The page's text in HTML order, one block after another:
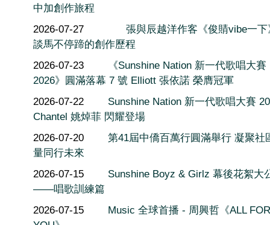
中加創作旅程
2026-07-27
張與辰越洋作客《俊䝼vibe一下
談馬不停蹄的創作歷程
2026-07-23
《Sunshine Nation 新一代歌唱大賽
2026》圓滿落幕 7 號 Elliott 張依諾 榮膺冠軍
2026-07-22
Sunshine Nation 新一代歌唱大賽
Chantel 姚焯菲 閃耀登場
2026-07-20
第41屆中僑百萬行圓滿舉行 凝聚社
量同行未來
2026-07-15
Sunshine Boyz & Girlz 幕後花絮大
——唱歌訓練篇
2026-07-15
Music 全球首播 - 周興哲《ALL FOR